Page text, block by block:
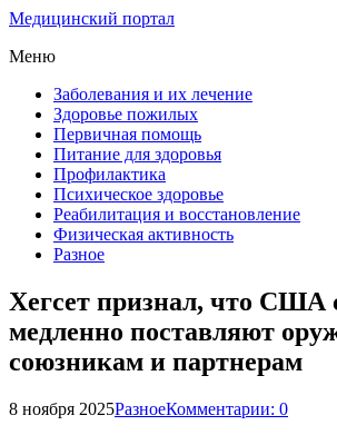
Медицинский портал
Меню
Заболевания и их лечение
Здоровье пожилых
Первичная помощь
Питание для здоровья
Профилактика
Психическое здоровье
Реабилитация и восстановление
Физическая активность
Разное
Хегсет признал, что
медленно поставляют
союзникам и партнерам
8 ноября 2025РазноеКомментарии: 0